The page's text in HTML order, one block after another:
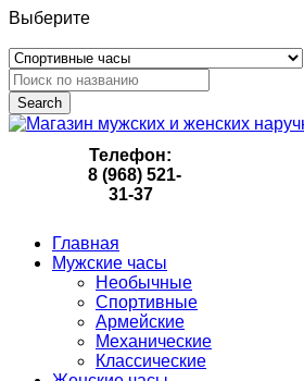
Выберите
Search
Телефон:
8 (968) 521-
31-37
Главная
Мужские часы
Необычные
Спортивные
Армейские
Механические
Классические